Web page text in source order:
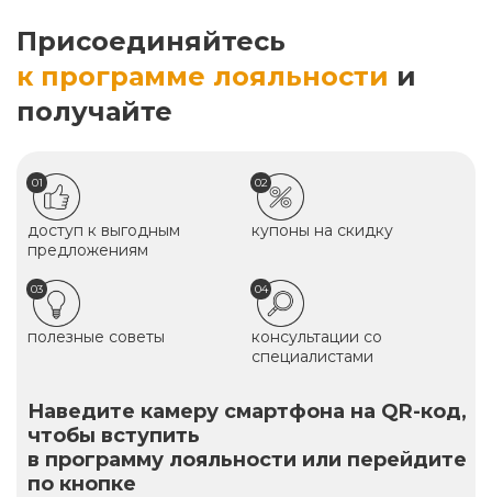
Присоединяйтесь
к программе лояльности и
получайте
01
доступ к выгодным
предложениям
02
купоны на скидку
03
полезные советы
04
консультации со
специалистами
Наведите камеру смартфона на QR-код,
чтобы вступить
в программу лояльности или перейдите
по кнопке